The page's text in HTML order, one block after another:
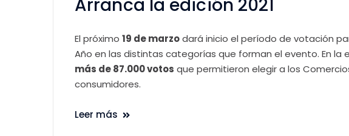
Arranca la edición 2021
El próximo 19 de marzodará inicio el período de votación
Año en las distintas categorías que forman el evento. En la
más de 87.000 votos que permitieron elegir a los
consumidores.
Leer más